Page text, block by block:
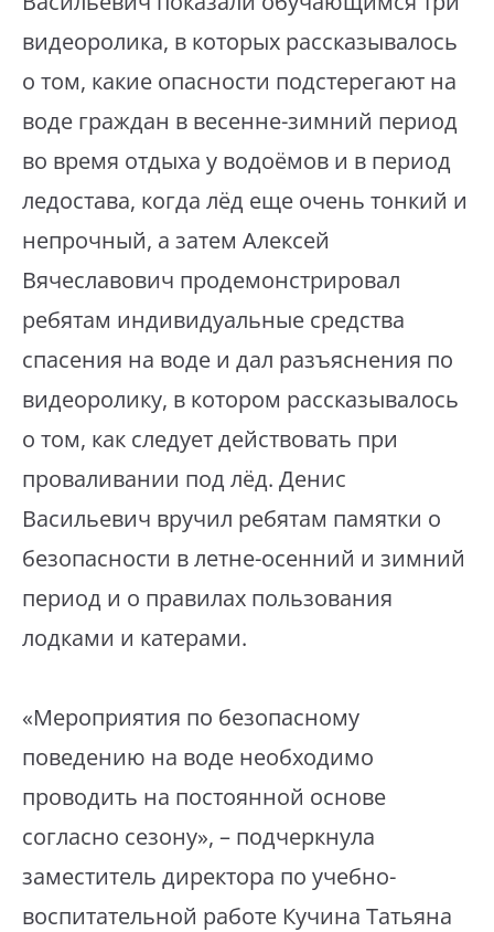
видеоролика, в которых рассказывалось
о том, какие опасности подстерегают на
воде граждан в весенне-зимний период
во время отдыха у водоёмов и в период
ледостава, когда лёд еще очень тонкий и
непрочный, а затем Алексей
Вячеславович продемонстрировал
ребятам индивидуальные средства
спасения на воде и дал разъяснения по
видеоролику, в котором рассказывалось
о том, как следует действовать при
проваливании под лёд. Денис
Васильевич вручил ребятам памятки о
безопасности в летне-осенний и зимний
период и о правилах пользования
лодками и катерами.
«Мероприятия по безопасному
поведению на воде необходимо
проводить на постоянной основе
согласно сезону», – подчеркнула
заместитель директора по учебно-
воспитательной работе Кучина Татьяна